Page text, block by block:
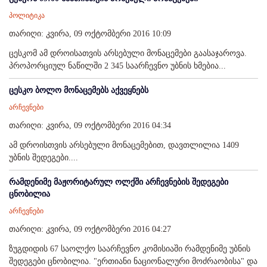
პოლიტიკა
თარიღი: კვირა, 09 ოქტომბერი 2016 10:09
ცესკომ ამ დროისათვის არსებული მონაცემები გაასაჯაროვა.
პროპორციულ ნაწილში 2 345 საარჩევნო უბნის ხმებია...
ცესკო ბოლო მონაცემებს აქვეყნებს
არჩევნები
თარიღი: კვირა, 09 ოქტომბერი 2016 04:34
ამ დროისთვის არსებული მონაცემებით, დავთლილია 1409
უბნის შედეგები....
რამდენიმე მაჟორიტარულ ოლქში არჩევნების შედეგები
ცნობილია
არჩევნები
თარიღი: კვირა, 09 ოქტომბერი 2016 04:27
ზუგდიდის 67 საოლქო საარჩევნო კომისიაში რამდენიმე უბნის
შედეგები ცნობილია. "ერთიანი ნაციონალური მოძრაობისა" და